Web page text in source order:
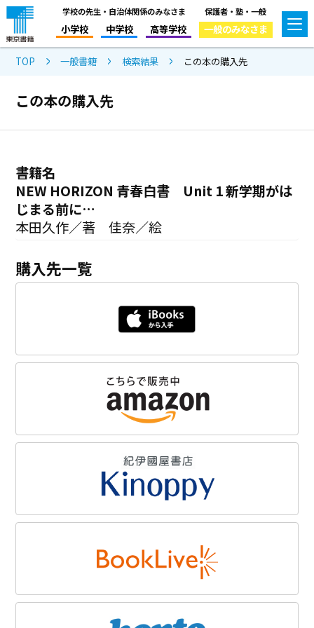
学校の先生・自治体関係のみなさま
小学校 中学校 高等学校
保護者・塾・一般
一般のみなさま
TOP 一般書籍 検索結果 この本の購入先
この本の購入先
書籍名
NEW HORIZON 青春白書 Unit 1 新学期がは
じまる前に…
本田久作／著 佳奈／絵
購入先一覧